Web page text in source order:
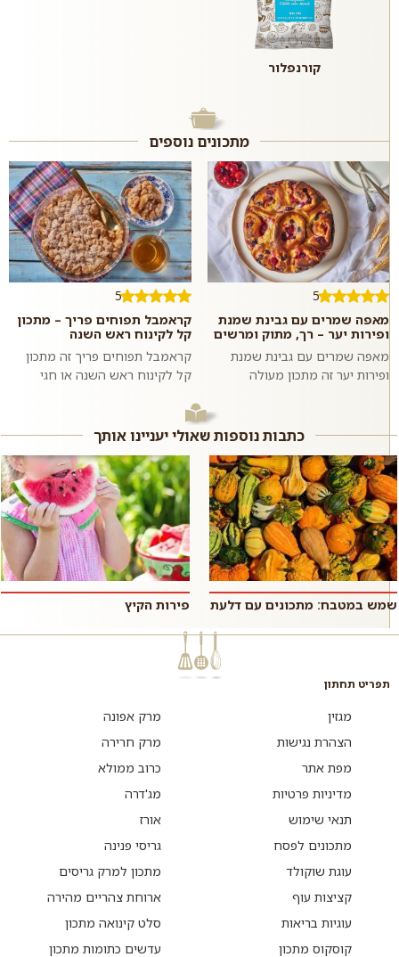
קורנפלור
מתכונים נוספים
5
מאפה שמרים עם גבינת שמנת
ופירות יער – רך, מתוק ומרשים
מאפה שמרים עם גבינת שמנת
ופירות יער זה מתכון מעולה
מתקתק וקטיפתי עם תוספת פירות
יער רעננים. ה...
5
קראמבל תפוחים פריך – מתכון
קל לקינוח ראש השנה
קראמבל תפוחים פריך זה מתכון
קל לקינוח ראש השנה או חגי
להכין בקלות כשהאורחים בדרך.
אף...
כתבות נוספות שאולי יעניינו אותך
שמש במטבח: מתכונים עם דלעת פירות הקיץ
תפריט תחתון
מגזין
הצהרת נגישות
מפת אתר
מדיניות פרטיות
תנאי שימוש
מתכונים לפסח
עוגת שוקולד
קציצות עוף
עוגיות בריאות
קוסקוס מתכון
מרק אפונה
מרק חרירה
כרוב ממולא
מג'דרה
אורז
גריסי פנינה
מתכון למרק גריסים
ארוחת צהריים מהירה
סלט קינואה מתכון
עדשים כתומות מתכון